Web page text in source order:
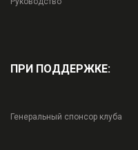
ПРИ ПОДДЕРЖКЕ:
Генеральный спонсор клуба